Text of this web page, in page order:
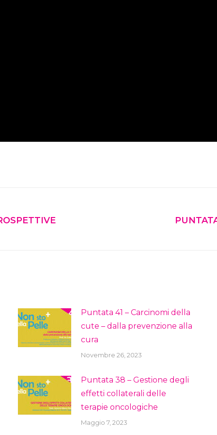
Puntata 41 – Carcinomi della
cute – dalla prevenzione alla
cura
Novembre 26, 2023
Puntata 38 – Gestione degli
effetti collaterali delle
terapie oncologiche
Maggio 7, 2023